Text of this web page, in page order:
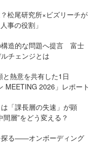
松尾研究所×ビズリーチが
事の役割」
構造的な問題へ提言 富士
チェンジとは
熱意を共有した1日
2026」レポート
「課長層の失速」が顕
層”をどう変える？
探る——オンボーディング